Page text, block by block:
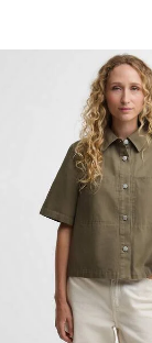
Camicia Aylesby a